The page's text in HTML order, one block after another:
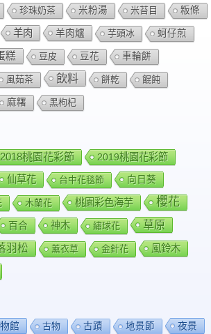
珍珠奶茶 米粉湯 米苔目 粄條
羊肉 羊肉爐 芋頭冰 蚵仔煎
糕 豆皮 豆花 車輪餅
風茹茶 飲料 餅乾 餛飩
麻糬 黑枸杞
2018桃園花彩節
2019桃園花彩節
仙草花 台中花毯節 向日葵
木蘭花 桃園彩色海芋 櫻花
百合 神木 繡球花 草原
羽松 薰衣草 金針花 風鈴木
館 古物 古蹟 地景節 夜景